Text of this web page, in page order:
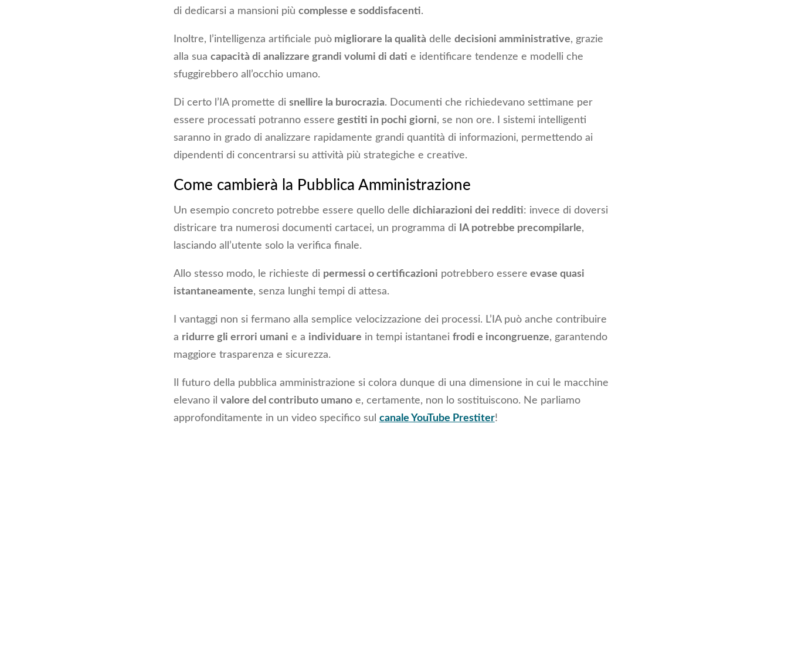
di dedicarsi a mansioni più complesse e soddisfacenti.
Inoltre, l’intelligenza artificiale puòmigliorare la qualità delle decisioni amministrative, grazie
alla sua capacità di analizzare grandi volumi di dati e identificare tendenze e modelli che
sfuggirebbero all’occhio umano.
Di certo l’IA promette di snellire la burocrazia. Documenti che richiedevano settimane per
essere processati potranno essere gestiti in pochi giorni, se non ore. I sistemi intelligenti
saranno in grado di analizzare rapidamente grandi quantità di informazioni, permettendo ai
dipendenti di concentrarsi su attività più strategiche e creative.
Come cambierà la Pubblica Amministrazione
Un esempio concreto potrebbe essere quello delle dichiarazioni dei redditi: invece di doversi
districare tra numerosi documenti cartacei, un programma di
IA potrebbe precompilarle,
lasciando all’utente solo la verifica finale.
Allo stesso modo, le richieste di permessi o certificazioni potrebbero essere evase quasi
istantaneamente, senza lunghi tempi di attesa.
I vantaggi non si fermano alla semplice velocizzazione dei processi. L’IA può anche contribuire
a ridurre gli errori umani e a individuare in tempi istantanei frodi e incongruenze, garantendo
maggiore trasparenza e sicurezza.
Il futuro della pubblica amministrazione si colora dunque di una dimensione in cui le macchine
elevano il valore del contributo umanoe, certamente, non lo sostituiscono. Ne parliamo
approfonditamente in un video specifico sul canale YouTube Prestiter!